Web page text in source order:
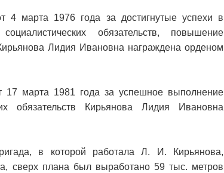
марта 1976 года за достигнутые успехи в
обязательств, повышение
Лидия Ивановна награждена орденом
марта 1981 года за успешное выполнение
обязательств Кирьянова Лидия Ивановна
в которой работала Л. И. Кирьянова,
сверх плана был выработано 59 тыс. метров